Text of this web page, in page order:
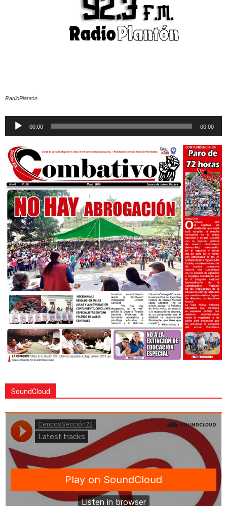
RadioPlantón
Reproductor
00:00 00:00
SoundCloud